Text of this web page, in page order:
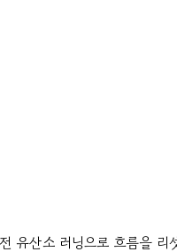
유산소 러닝으로 흐름을